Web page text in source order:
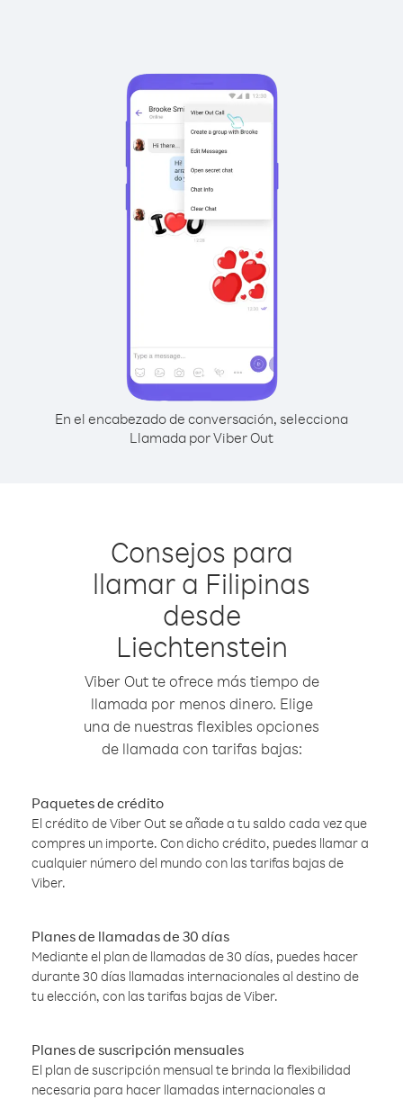
En el encabezado de conversación, selecciona
Llamada por Viber Out
Consejos para
llamar a Filipinas
desde
Liechtenstein
Viber Out te ofrece más tiempo de
llamada por menos dinero. Elige
una de nuestras flexibles opciones
de llamada con tarifas bajas:
Paquetes de crédito
El crédito de Viber Out se añade a tu saldo cada vez que
compres un importe. Con dicho crédito, puedes llamar a
cualquier número del mundo con las tarifas bajas de
Viber.
Planes de llamadas de 30 días
Mediante el plan de llamadas de 30 días, puedes hacer
durante 30 días llamadas internacionales al destino de
tu elección, con las tarifas bajas de Viber.
Planes de suscripción mensuales
El plan de suscripción mensual te brinda la flexibilidad
necesaria para hacer llamadas internacionales a